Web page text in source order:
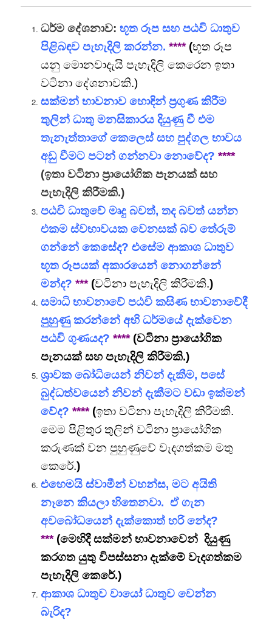
ධර්ම දේශනාව: භූත රූප සහ පඨවි ධාතුව
පිළිබඳව පැහැදිලි කරන්න. **** (භූත රූප
යනු මොනවාදැයි පැහැදිලි කෙරෙන ඉතා
වටිනා දේශනාවකි.)
සක්මන් භාවනාව හොඳින් ප්‍රගුණ කිරීම
තුලින් ධාතු මනසිකාරය දියුණු වී එම
තැනැත්තාගේ කෙලෙස් සහ පුද්ගල භාවය
අඩු වීමට පටන් ගන්නවා නොවේද? ****
(ඉතා වටිනා ප්‍රායෝගික පැනයක් සහ
පැහැදිලි කිරීමකි.)
පඨවි ධාතුවේ මෘදු බවත්, තද බවත් යන්න
එකම ස්වභාවයක වෙනසක් බව තේරුම්
ගන්නේ කෙසේද? එසේම ආකාශ ධාතුව
භූත රූපයක් අකාරයෙන් නොගන්නේ
මන්ද? *** (වටිනා පැහැදිලි කිරීමකි.)
සමාධි භාවනාවේ පඨවි කසිණ භාවනාවේදී
පුහුණු කරන්නේ අභි ධර්මයේ දැක්වෙන
පඨවි ගුණයද? **** (වටිනා ප්‍රායෝගික
පැනයක් සහ පැහැදිලි කිරීමකි.)
ශ්‍රාවක බෝධියෙන් නිවන් දැකීම, පසේ
බුද්ධත්වයෙන් නිවන් දැකීමට වඩා ඉක්මන්
වේද? **** (ඉතා වටිනා පැහැදිලි කිරීමකි.
මෙම පිළිතුර තුලින් වටිනා ප්‍රායෝගික
කරුණක් වන පුහුණුවේ වැදගත්කම මතු
කෙරේ.)
එහෙමයි ස්වාමීන් වහන්ස, මට අයිති
නෑනෙ කියලා හිතෙනවා. ඒ ගැන
අවබෝධයෙන් දැක්කොත් හරි නේද?
*** (මෙහිදී සක්මන් භාවනාවෙන් දියුණු
කරගත යුතු විපස්සනා දැක්මේ වැදගත්කම
පැහැදිලි කෙරේ.)
ආකාශ ධාතුව වායෝ ධාතුව වෙන්න
බැරිද?